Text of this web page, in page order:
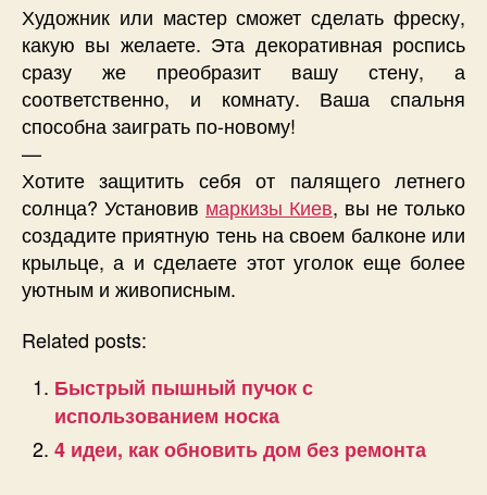
Художник или мастер сможет сделать фреску,
какую вы желаете. Эта декоративная роспись
сразу же преобразит вашу стену, а
соответственно, и комнату. Ваша спальня
способна заиграть по-новому!
—
Хотите защитить себя от палящего летнего
солнца? Установив маркизы Киев, вы не только
создадите приятную тень на своем балконе или
крыльце, а и сделаете этот уголок еще более
уютным и живописным.
Related posts:
Быстрый пышный пучок с
использованием носка
4 идеи, как обновить дом без ремонта